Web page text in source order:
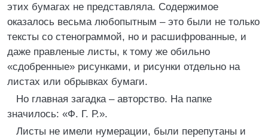
этих бумагах не представляла. Содержимое
оказалось весьма любопытным – это были не только
тексты со стенограммой, но и расшифрованные, и
даже правленые листы, к тому же обильно
«сдобренные» рисунками, и рисунки отдельно на
листах или обрывках бумаги.
Но главная загадка – авторство. На папке
значилось: «Ф. Г. Р.».
Листы не имели нумерации, были перепутаны и